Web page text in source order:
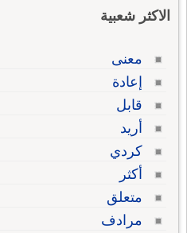
الاكثر شعبية
معنى
إعادة
قابل
أريد
كردي
أكثر
متعلق
مرادف